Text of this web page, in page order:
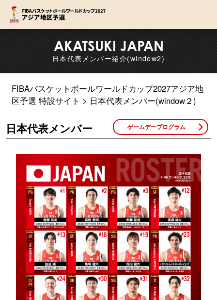
AKATSUKI JAPAN
日本代表メンバー紹介(window2)
FIBAバスケットボールワールドカップ2027アジア地
区予選 特設サイト
日本代表メンバー(window２)
日本代表メンバー ゲームデープログラム